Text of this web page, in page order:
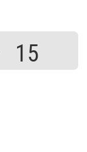
15